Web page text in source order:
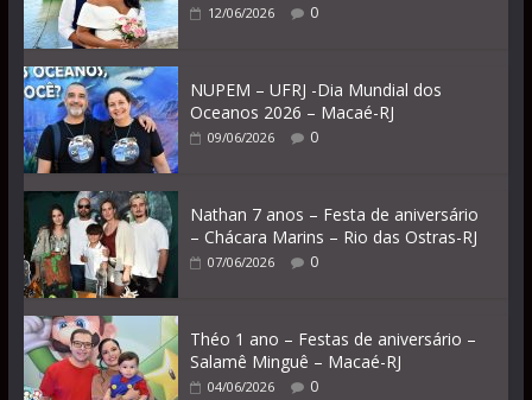
12/06/2026 0
NUPEM – UFRJ -Dia Mundial dos
Oceanos 2026 – Macaé-RJ
09/06/2026 0
Nathan 7 anos – Festa de aniversário
– Chácara Marins – Rio das Ostras-RJ
07/06/2026 0
Théo 1 ano – Festas de aniversário –
Salamê Minguê – Macaé-RJ
04/06/2026 0